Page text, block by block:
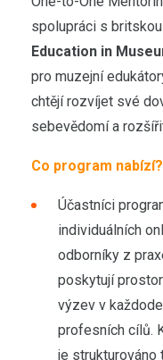
spolupráci s
Education in
pro muzejní
chtějí rozvíjet své
sebevědomí a
Co program nabízí?
Účastníci
individuálních
odborníky z
poskytují
výzev v
profesních cílů.
je strukturováno